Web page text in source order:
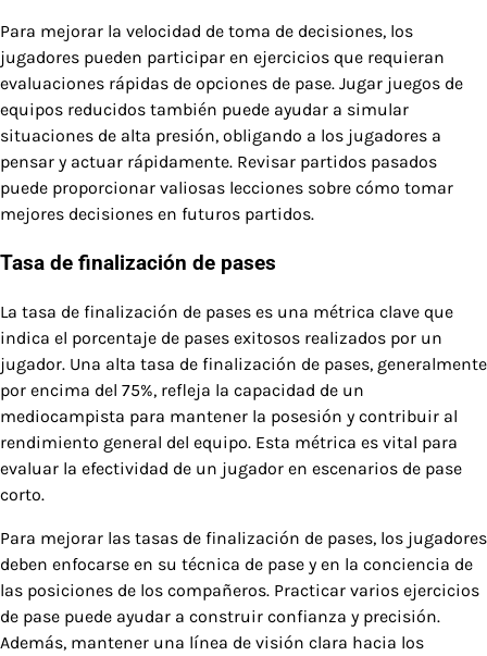
Para mejorar la velocidad de toma de decisiones, los
jugadores pueden participar en ejercicios que requieran
evaluaciones rápidas de opciones de pase. Jugar juegos de
equipos reducidos también puede ayudar a simular
situaciones de alta presión, obligando a los jugadores a
pensar y actuar rápidamente. Revisar partidos pasados
puede proporcionar valiosas lecciones sobre cómo tomar
mejores decisiones en futuros partidos.
Tasa de finalización de pases
La tasa de finalización de pases es una métrica clave que
indica el porcentaje de pases exitosos realizados por un
jugador. Una alta tasa de finalización de pases, generalmente
por encima del 75%, refleja la capacidad de un
mediocampista para mantener la posesión y contribuir al
rendimiento general del equipo. Esta métrica es vital para
evaluar la efectividad de un jugador en escenarios de pase
corto.
Para mejorar las tasas de finalización de pases, los jugadores
deben enfocarse en su técnica de pase y en la conciencia de
las posiciones de los compañeros. Practicar varios ejercicios
de pase puede ayudar a construir confianza y precisión.
Además, mantener una línea de visión clara hacia los